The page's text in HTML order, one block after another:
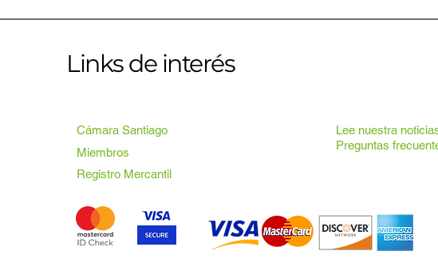
Links de interés
Cámara Santiago
Miembros
Lee nuestra
Preguntas
Registro Mercantil